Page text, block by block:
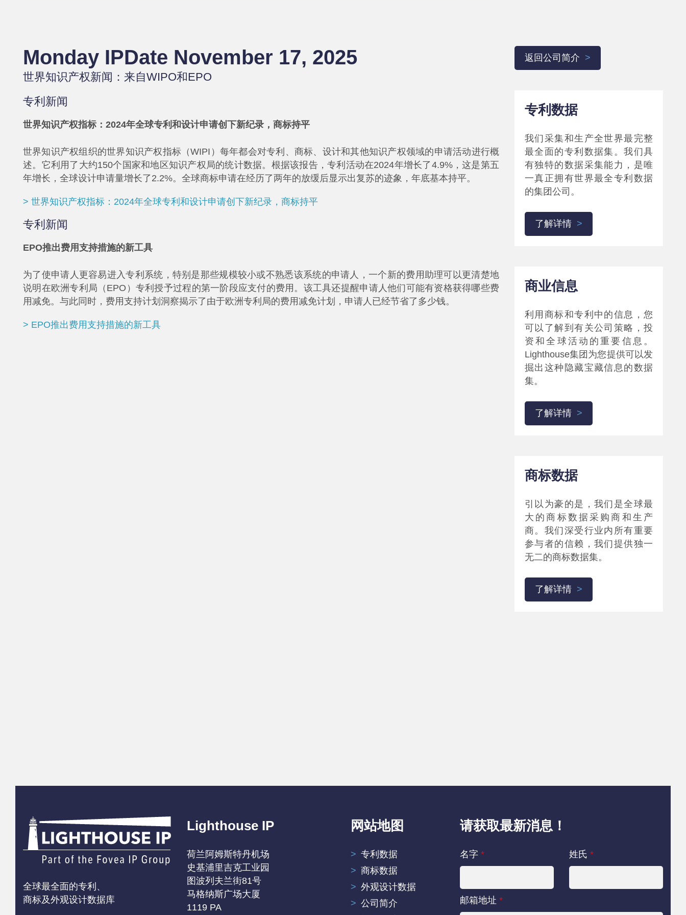
Monday IPDate November 17, 2025
世界知识产权新闻：来自WIPO和EPO
专利新闻
世界知识产权指标：2024年全球专利和设计申请创下新纪录，商标持平
世界知识产权组织的世界知识产权指标（WIPI）每年都会对专利、商标、设计和其他知识产权领域的申请活动进行概
述。它利用了大约150个国家和地区知识产权局的统计数据。根据该报告，专利活动在2024年增长了4.9%，这是第五
年增长，全球设计申请量增长了2.2%。全球商标申请在经历了两年的放缓后显示出复苏的迹象，年底基本持平。
> 世界知识产权指标：2024年全球专利和设计申请创下新纪录，商标持平
专利新闻
EPO推出费用支持措施的新工具
为了使申请人更容易进入专利系统，特别是那些规模较小或不熟悉该系统的申请人，一个新的费用助理可以更清楚地
说明在欧洲专利局（EPO）专利授予过程的第一阶段应支付的费用。该工具还提醒申请人他们可能有资格获得哪些费
用减免。与此同时，费用支持计划洞察揭示了由于欧洲专利局的费用减免计划，申请人已经节省了多少钱。
> EPO推出费用支持措施的新工具
返回公司简介
专利数据
我们采集和生产全世界最完整
最全面的专利数据集。我们具
有独特的数据采集能力，是唯
一真正拥有世界最全专利数据
的集团公司。
了解详情
商业信息
利用商标和专利中的信息，您
可以了解到有关公司策略，投
资和全球活动的重要信息。
Lighthouse集团为您提供可以发
掘出这种隐藏宝藏信息的数据
集。
了解详情
商标数据
引以为豪的是，我们是全球最
大的商标数据采购商和生产
商。我们深受行业内所有重要
参与者的信赖，我们提供独一
无二的商标数据集。
了解详情
全球最全面的专利、
商标及外观设计数据库
Lighthouse IP
荷兰阿姆斯特丹机场
史基浦里吉克工业园
图波列夫兰街81号
马格纳斯广场大厦
1119 PA
网站地图
专利数据
商标数据
外观设计数据
公司简介
请获取最新消息！
名字 * 姓氏 *
邮箱地址 *